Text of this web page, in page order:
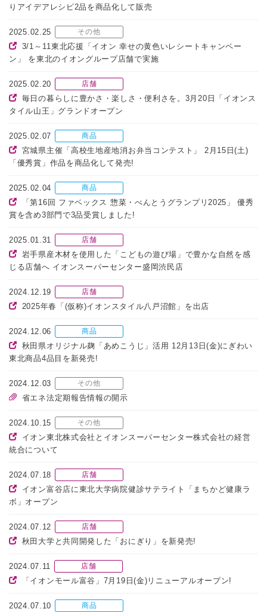
りアイデアレシピ2品を商品化して販売
2025.02.25 その他
3/1～11東北応援「イオン 幸せの黄色いレシートキャンペー
ン」 を東北のイオングループ店舗で実施
2025.02.20 店舗
毎日の暮らしに豊かさ・楽しさ・便利さを。3月20日「イオンス
タイル山王」グランドオープン
2025.02.07 商品
宮城県主催「高校生地産地消お弁当コンテスト」 2月15日(土)
「優秀賞」作品を商品化して発売!
2025.02.04 商品
「第16回 ファベックス 惣菜・べんとうグランプリ2025」 優秀
賞を含め3部門で3品受賞しました!
2025.01.31 店舗
岩手県産木材を使用した「こどもの遊び場」で豊かな自然を感
じる店舗へ イオンスーパーセンター盛岡渋民店
2024.12.19 店舗
2025年春「(仮称)イオンスタイル八戸沼館」を出店
2024.12.06 商品
秋田県オリジナル麹「あめこうじ」活用 12月13日(金)にぎわい
東北商品4品目を新発売!
2024.12.03 その他
省エネ法定期報告情報の開示
2024.10.15 その他
イオン東北株式会社とイオンスーパーセンター株式会社の経営
統合について
2024.07.18 店舗
イオン富谷店に東北大学病院健診サテライト「まちかど健康ラ
ボ」オープン
2024.07.12 店舗
秋田大学と共同開発した「おにぎり」を新発売!
2024.07.11 店舗
「イオンモール富谷」7月19日(金)リニューアルオープン!
2024.07.10 商品